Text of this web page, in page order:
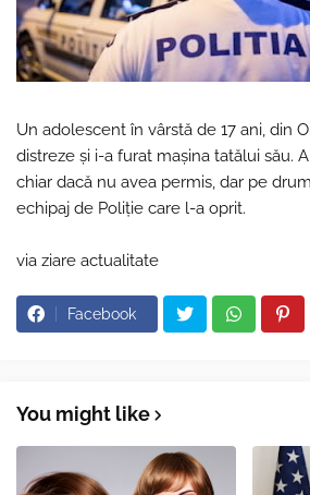
Un adolescent în vârstă de 17 ani, din
distreze și i-a furat mașina tatălui său.
chiar dacă nu avea permis, dar pe
echipaj de Poliție care l-a oprit.
via ziare actualitate
Facebook
You might like